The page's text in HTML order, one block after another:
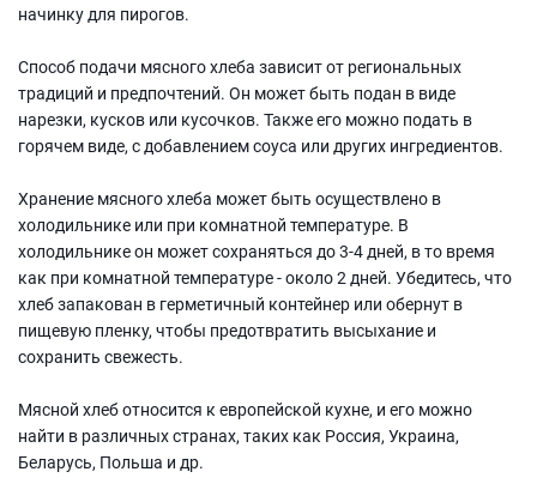
начинку для пирогов.
Способ подачи мясного хлеба зависит от региональных
традиций и предпочтений. Он может быть подан в виде
нарезки, кусков или кусочков. Также его можно подать в
горячем виде, с добавлением соуса или других ингредиентов.
Хранение мясного хлеба может быть осуществлено в
холодильнике или при комнатной температуре. В
холодильнике он может сохраняться до 3-4 дней, в то время
как при комнатной температуре - около 2 дней. Убедитесь, что
хлеб запакован в герметичный контейнер или обернут в
пищевую пленку, чтобы предотвратить высыхание и
сохранить свежесть.
Мясной хлеб относится к европейской кухне, и его можно
найти в различных странах, таких как Россия, Украина,
Беларусь, Польша и др.